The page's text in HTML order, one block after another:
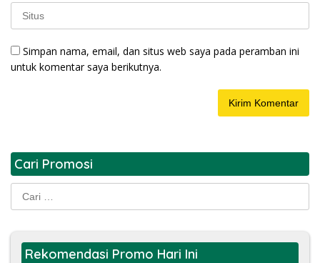
Simpan nama, email, dan situs web saya pada peramban ini
untuk komentar saya berikutnya.
Cari Promosi
Cari
untuk:
Rekomendasi Promo Hari Ini